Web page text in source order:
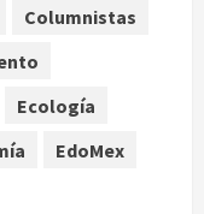
consumo de
Columnistas
Ecología
EdoMex